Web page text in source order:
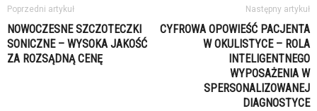
Poprzedni artykuł
NOWOCZESNE SZCZOTECZKI
SONICZNE – WYSOKA JAKOŚĆ
ZA ROZSĄDNĄ CENĘ
Następny artykuł
CYFROWA OPOWIEŚĆ PACJENTA
W OKULISTYCE – ROLA
INTELIGENTNEGO
WYPOSAŻENIA W
SPERSONALIZOWANEJ
DIAGNOSTYCE